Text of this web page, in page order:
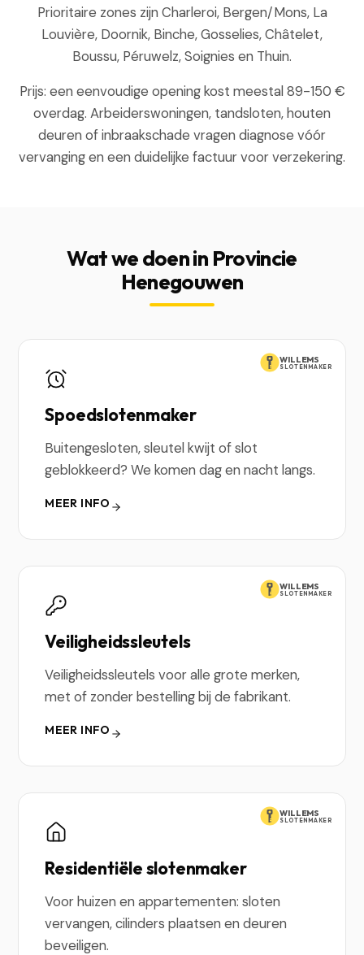
Prioritaire zones zijn Charleroi, Bergen/Mons, La
Louvière, Doornik, Binche, Gosselies, Châtelet,
Boussu, Péruwelz, Soignies en Thuin.
Prijs: een eenvoudige opening kost meestal 89-150 €
overdag. Arbeiderswoningen, tandsloten, houten
deuren of inbraakschade vragen diagnose vóór
vervanging en een duidelijke factuur voor verzekering.
Wat we doen in Provincie
Henegouwen
WILLEMS
SLOTENMAKER
Spoedslotenmaker
Buitengesloten, sleutel kwijt of slot
geblokkeerd? We komen dag en nacht langs.
MEER INFO
WILLEMS
SLOTENMAKER
Veiligheidssleutels
Veiligheidssleutels voor alle grote merken,
met of zonder bestelling bij de fabrikant.
MEER INFO
WILLEMS
SLOTENMAKER
Residentiële slotenmaker
Voor huizen en appartementen: sloten
vervangen, cilinders plaatsen en deuren
beveiligen.